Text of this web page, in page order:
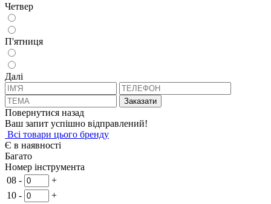
Четвер
П'ятниця
Далi
Заказати
Повернутися назад
Ваш запит успішно відправлений!
Всi товари цього бренду
Є в наявності
Багато
Номер інструмента
08 -
+
10 -
+